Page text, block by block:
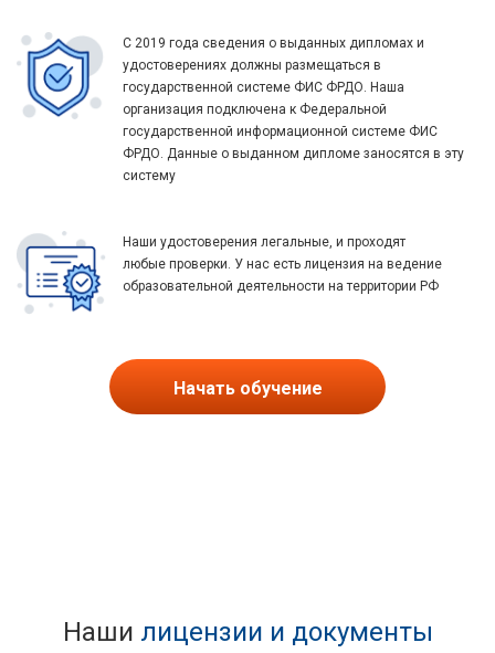
С 2019 года сведения о выданных дипломах и
удостоверениях должны размещаться в
государственной системе ФИС ФРДО. Наша
организация подключена к Федеральной
государственной информационной системе ФИС
ФРДО. Данные о выданном дипломе заносятся в эту
систему
Наши удостоверения легальные, и проходят
любые проверки. У нас есть лицензия на ведение
образовательной деятельности на территории РФ
Начать обучение
Наши лицензии и документы